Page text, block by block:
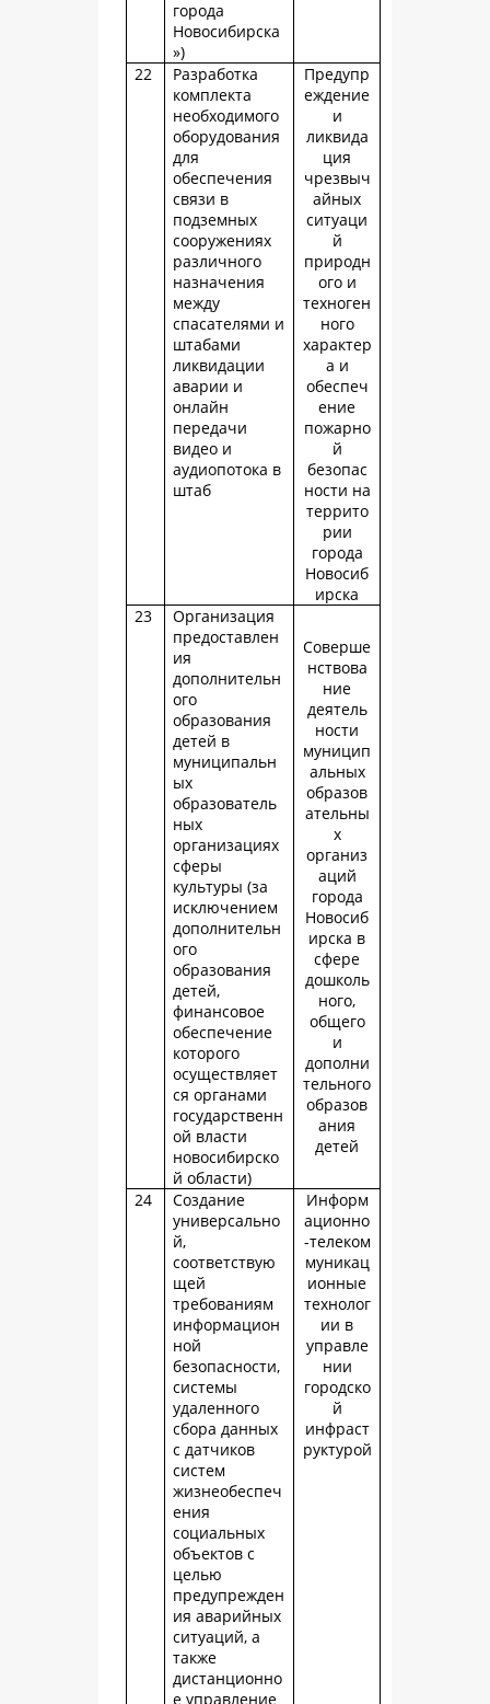
города
Новосибирска
»)
22
Разработка
комплекта
необходимого
оборудования
для
обеспечения
связи в
подземных
сооружениях
различного
назначения
между
спасателями и
штабами
ликвидации
аварии и
онлайн
передачи
видео и
аудиопотока в
штаб
Предупр
еждение
и
ликвида
ция
чрезвыч
айных
ситуаци
й
природн
ого и
техноген
ного
характер
а и
обеспеч
ение
пожарно
й
безопас
ности на
террито
рии
города
Новосиб
ирска
23
Организация
предоставлен
ия
дополнительн
ого
образования
детей в
муниципальн
ых
образователь
ных
организациях
сферы
культуры (за
исключением
дополнительн
ого
образования
детей,
финансовое
обеспечение
которого
осуществляет
ся органами
государственн
ой власти
новосибирско
й области)
Соверше
нствова
ние
деятель
ности
муницип
альных
образов
ательны
х
организ
аций
города
Новосиб
ирска в
сфере
дошколь
ного,
общего
и
дополни
тельного
образов
ания
детей
24
Создание
универсально
й,
соответствую
щей
требованиям
информацион
ной
безопасности,
системы
удаленного
сбора данных
с датчиков
систем
жизнеобеспеч
ения
социальных
объектов с
целью
предупрежден
ия аварийных
ситуаций, а
также
дистанционно
е управление
Информ
ационно
-телеком
муникац
ионные
технолог
ии в
управле
нии
городско
й
инфраст
руктурой